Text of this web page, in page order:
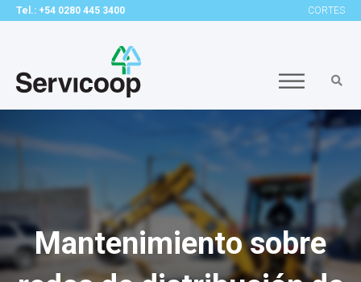
Tel.: +54 0280 445 3400 CORTES
Mantenimiento sobre